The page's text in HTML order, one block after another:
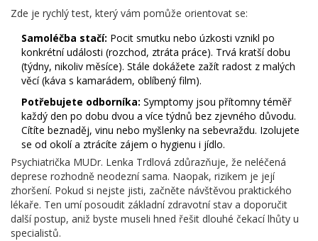
Zde je rychlý test, který vám pomůže orientovat se:
Samoléčba stačí: Pocit smutku nebo úzkosti vznikl po
konkrétní události (rozchod, ztráta práce). Trvá kratší dobu
(týdny, nikoliv měsíce). Stále dokážete zažít radost z malých
věcí (káva s kamarádem, oblíbený film).
Potřebujete odborníka: Symptomy jsou přítomny téměř
každý den po dobu dvou a více týdnů bez zjevného důvodu.
Cítíte beznaděj, vinu nebo myšlenky na sebevraždu. Izolujete
se od okolí a ztrácíte zájem o hygienu i jídlo.
Psychiatrička MUDr. Lenka Trdlová zdůrazňuje, že neléčená
deprese rozhodně neodezní sama. Naopak, rizikem je její
zhoršení. Pokud si nejste jisti, začněte návštěvou praktického
lékaře. Ten umí posoudit základní zdravotní stav a doporučit
další postup, aniž byste museli hned řešit dlouhé čekací lhůty u
specialistů.